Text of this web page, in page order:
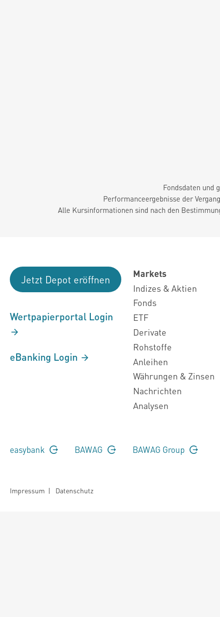
Fondsdaten und
Performanceergebnisse der
Alle Kursinformationen sind nach den
Jetzt Depot eröffnen
Wertpapierportal Login
eBanking Login
Markets
Indizes & Aktien
Fonds
ETF
Derivate
Rohstoffe
Anleihen
Währungen & Zinsen
Nachrichten
Analysen
easybank BAWAG BAWAG Group
Impressum | Datenschutz